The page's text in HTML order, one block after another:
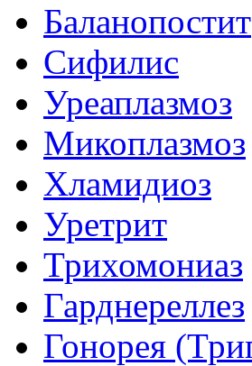
Баланопостит
Сифилис
Уреаплазмоз
Микоплазмоз
Хламидиоз
Уретрит
Трихомониаз
Гарднереллез
Гонорея